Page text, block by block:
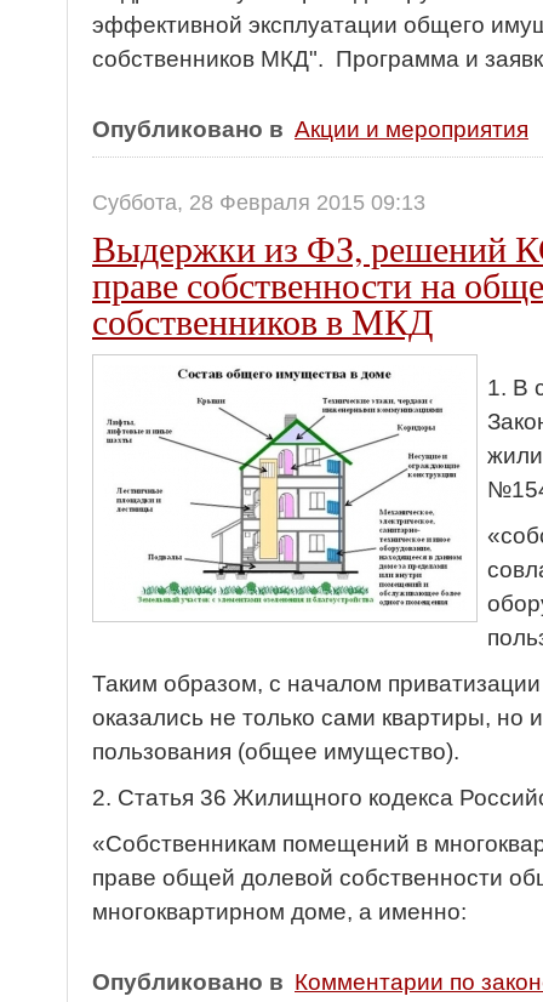
эффективной эксплуатации общего
собственников МКД". Программа и
Опубликовано в Акции и мероприятия
Суббота, 28 Февраля 2015 09:13
Выдержки из ФЗ, решений
праве собственности на
собственников в МКД
1. В
Таким образом, с началом
оказались не только сами квартиры,
пользования (общее имущество).
2. Статья 36 Жилищного кодекса
«Собственникам помещений в
праве общей долевой собственности
многоквартирном доме, а именно:
Опубликовано в Комментарии по